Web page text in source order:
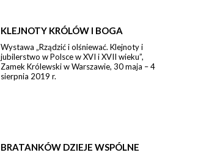
KLEJNOTY KRÓLÓW I BOGA
Wystawa „Rządzić i olśniewać. Klejnoty i
jubilerstwo w Polsce w XVI i XVII wieku”,
Zamek Królewski w Warszawie, 30 maja – 4
sierpnia 2019 r.
BRATANKÓW DZIEJE WSPÓLNE